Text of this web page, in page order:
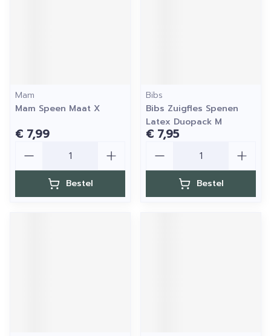
Mam
Mam Speen Maat X
€ 7,99
Bestel
Bibs
Bibs Zuigfles Spenen
Latex Duopack M
€ 7,95
Bestel